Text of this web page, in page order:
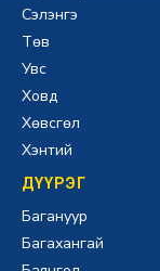
Сэлэнгэ
Төв
Увс
Ховд
Хөвсгөл
Хэнтий
ДҮҮРЭГ
Багануур
Багахангай